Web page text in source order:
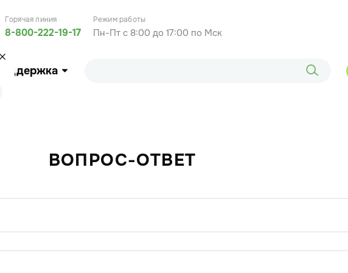
Горячая линия
8-800-222-19-17
Режим работы
Пн-Пт с 8:00 до 17:00 по Мск
Поддержка
ВОПРОС-ОТВЕТ